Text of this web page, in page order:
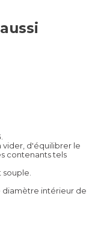
vider, d'équilibrer le
contenants tels
diamètre intérieur de